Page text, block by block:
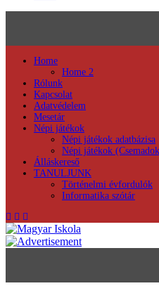
Home
Home 2
Rólunk
Kapcsolat
Adatvédelem
Mesetár
Népi játékok
Népi játékok adatbázisa
Népi játékok
Álláskereső
TANULJUNK
Történelmi évfordulók
Informatika szótár